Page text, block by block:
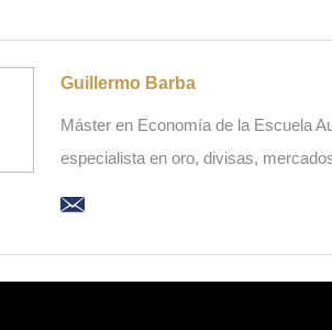
Guillermo Barba
Máster en Economía de la Escuela
especialista en oro, divisas,